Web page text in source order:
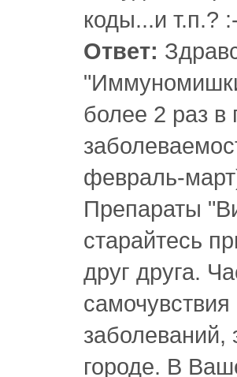
коды...и т.п.?
Ответ:
более 2 раз в
февраль-
Препараты
старайтесь
друг друга.
заболеваний,
городе. В